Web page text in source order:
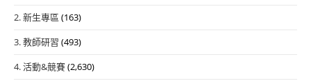
2. 新生專區 (163)
3. 教師研習 (493)
4. 活動&競賽(2,630)